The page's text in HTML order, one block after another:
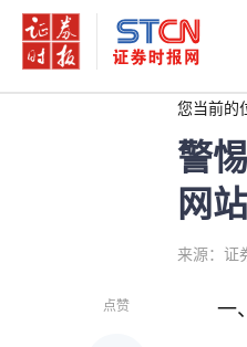
您当前的
警
网站
来源：证
点赞 一